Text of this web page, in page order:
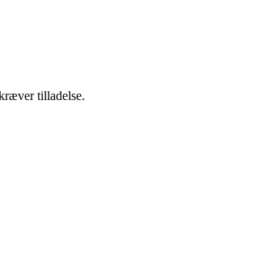
tilladelse.